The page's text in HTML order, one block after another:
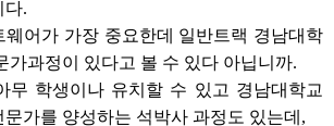
다.
웨어가 가장 중요한데 일반트랙 경남대학
가과정이 있다고 볼 수 있다 아닙니까.
무 학생이나 유치할 수 있고 경남대학교
가를 양성하는 석박사 과정도 있는데,